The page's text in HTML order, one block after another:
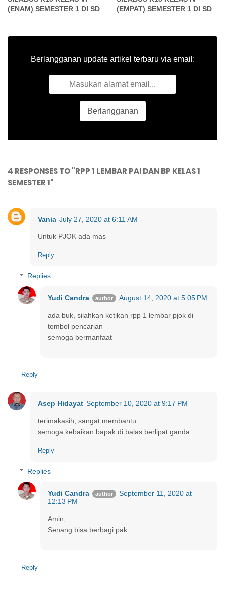
(ENAM) SEMESTER 1 DI SD
(EMPAT) SEMESTER 1 DI SD
Berlangganan update artikel terbaru via email:
4 RESPONSES TO "RPP 1 LEMBAR PAI DAN BP KELAS 1
SEMESTER 1"
Vania July 27, 2020 at 6:11 AM
Untuk PJOK ada mas
Reply
Replies
Yudi Candra August 14, 2020 at 5:05 PM
ada buk, silahkan ketikan rpp 1 lembar pjok di
tombol pencarian
semoga bermanfaat
Reply
Asep Hidayat September 10, 2020 at 9:17 PM
terimakasih, sangat membantu.
semoga kebaikan bapak di balas berlipat ganda
Reply
Replies
Yudi Candra
September 11, 2020 at
12:13 PM
Amin,
Senang bisa berbagi pak
Reply